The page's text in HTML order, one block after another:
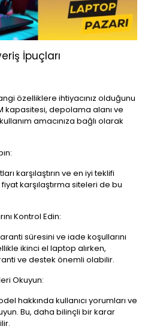
İpuçları
özelliklere ihtiyacınız olduğunu
kapasitesi, depolama alanı ve
amacınıza bağlı olarak
karşılaştırın ve en iyi teklifi
karşılaştırma siteleri de bu
Kontrol Edin:
süresini ve iade koşullarını
ikinci el laptop alırken,
ve destek önemli olabilir.
Okuyun:
hakkında kullanıcı yorumları ve
Bu, daha bilinçli bir karar